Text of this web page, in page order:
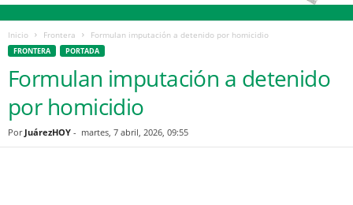
Inicio Frontera Formulan imputación a detenido por homicidio
FRONTERA PORTADA
Formulan imputación a detenido
por homicidio
Por JuárezHOY - martes, 7 abril, 2026, 09:55